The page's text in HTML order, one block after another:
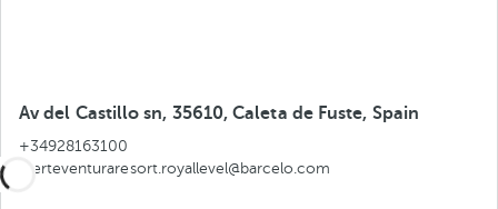
Av del Castillo sn, 35610, Caleta de Fuste, Spain
+34928163100
fuerteventuraresort.royallevel@barcelo.com